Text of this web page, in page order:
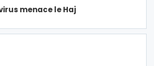
menace le Haj